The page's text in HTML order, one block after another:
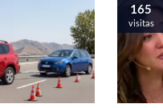
165
visitas